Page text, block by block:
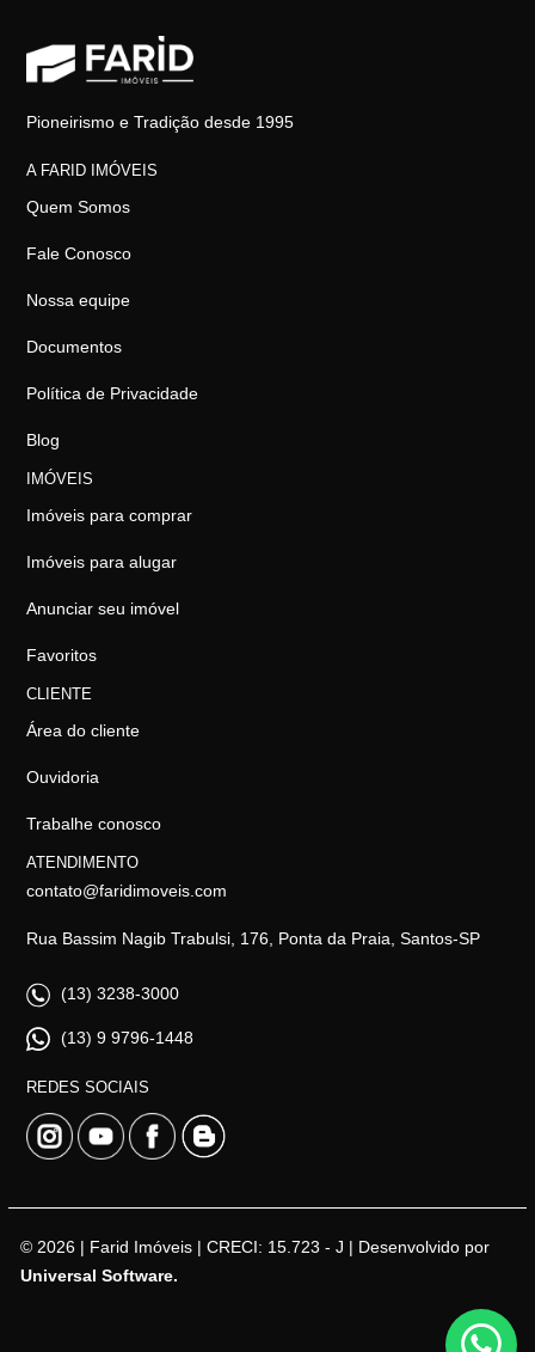
Pioneirismo e Tradição desde 1995
A FARID IMÓVEIS
Quem Somos
Fale Conosco
Nossa equipe
Documentos
Política de Privacidade
Blog
IMÓVEIS
Imóveis para comprar
Imóveis para alugar
Anunciar seu imóvel
Favoritos
CLIENTE
Área do cliente
Ouvidoria
Trabalhe conosco
ATENDIMENTO
contato@faridimoveis.com
Rua Bassim Nagib Trabulsi, 176, Ponta da Praia, Santos-SP
(13) 3238-3000
(13) 9 9796-1448
REDES SOCIAIS
© 2026 | Farid Imóveis | CRECI: 15.723 - J | Desenvolvido por
Universal Software.